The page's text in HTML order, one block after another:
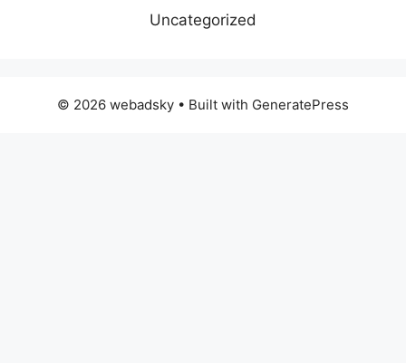
Uncategorized
© 2026 webadsky • Built with GeneratePress